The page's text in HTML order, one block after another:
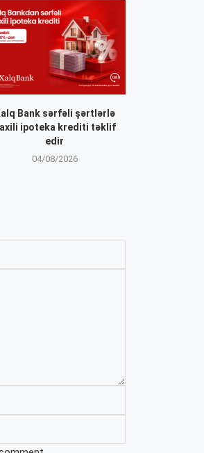
Bank sərfəli şərtlərlə
ipoteka krediti təklif
edir
04/08/2026